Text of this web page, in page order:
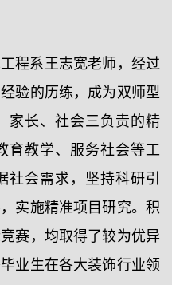
程系王志宽老师，经过
验的历练，成为双师型
家长、社会三负责的精
育教学、服务社会等工
会需求，坚持科研引
实施精准项目研究。积
赛，均取得了较为优异
业生在各大装饰行业领